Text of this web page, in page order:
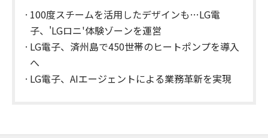
100度スチームを活用したデザインも…LG電
子、'LGロニ'体験ゾーンを運営
LG電子、済州島で450世帯のヒートポンプを導入
へ
LG電子、AIエージェントによる業務革新を実現